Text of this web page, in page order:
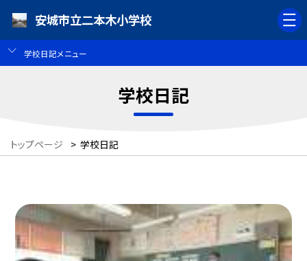
安城市立二本木小学校
学校日記メニュー
学校日記
トップページ > 学校日記